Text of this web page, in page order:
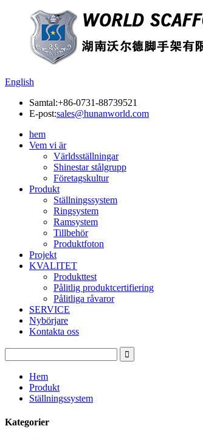
English
Samtal:+86-0731-88739521
E-post:sales@hunanworld.com
hem
Vem vi är
Världsställningar
Shinestar stålgrupp
Företagskultur
Produkt
Ställningssystem
Ringsystem
Ramsystem
Tillbehör
Produktfoton
Projekt
KVALITET
Produkttest
Pålitlig produktcertifiering
Pålitliga råvaror
SERVICE
Nybörjare
Kontakta oss
Hem
Produkt
Ställningssystem
Kategorier